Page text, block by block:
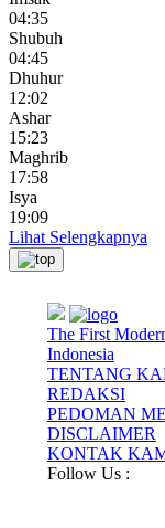
04:35
Shubuh
04:45
Dhuhur
12:02
Ashar
15:23
Maghrib
17:58
Isya
19:09
Lihat Selengkapnya
The First
Indonesia
TENTANG
REDAKSI
PEDOMAN
DISCLAIMER
KONTAK
Follow Us :